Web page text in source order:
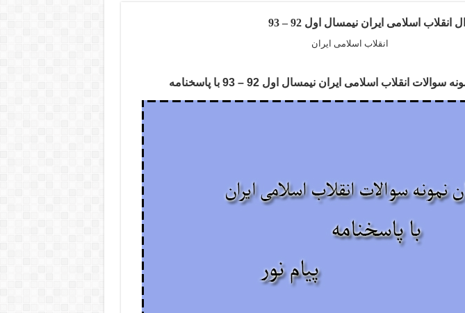
انقلاب اسلامی ایران نیمسال اول 92 – 93
انقلاب اسلامی ایران
سوالات انقلاب اسلامی ایران نیمسال اول 92 – 93 با پاسخنامه